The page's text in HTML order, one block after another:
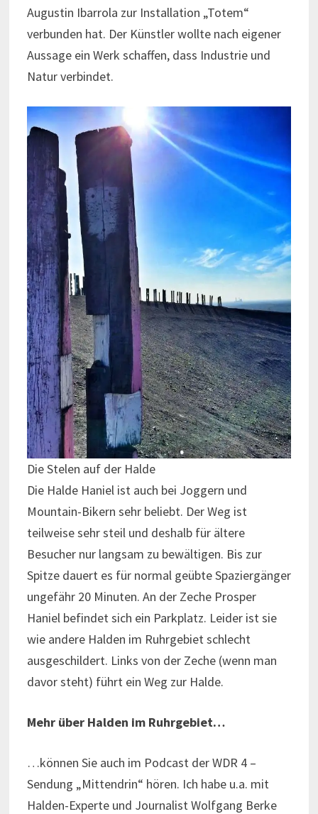
Augustin Ibarrola zur Installation „Totem“
verbunden hat. Der Künstler wollte nach eigener
Aussage ein Werk schaffen, dass Industrie und
Natur verbindet.
Die Stelen auf der Halde
Die Halde Haniel ist auch bei Joggern und
Mountain-Bikern sehr beliebt. Der Weg ist
teilweise sehr steil und deshalb für ältere
Besucher nur langsam zu bewältigen. Bis zur
Spitze dauert es für normal geübte Spaziergänger
ungefähr 20 Minuten. An der Zeche Prosper
Haniel befindet sich ein Parkplatz. Leider ist sie
wie andere Halden im Ruhrgebiet schlecht
ausgeschildert. Links von der Zeche (wenn man
davor steht) führt ein Weg zur Halde.
Mehr über Halden im Ruhrgebiet…
…können Sie auch im Podcast der WDR 4 –
Sendung „Mittendrin“ hören. Ich habe u.a. mit
Halden-Experte und Journalist Wolfgang Berke